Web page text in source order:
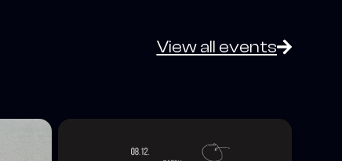
View all events